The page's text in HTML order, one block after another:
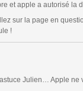
et apple a autorisé la
sur la page en
!
Julien… Apple